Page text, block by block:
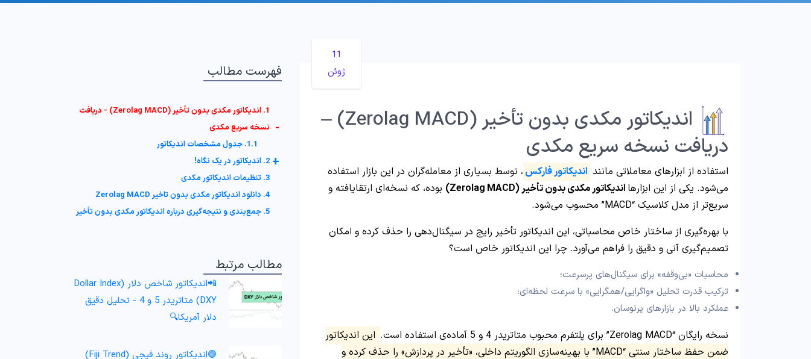
11
ژوئن
اندیکاتور مکدی بدون تأخیر (Zerolag MACD) –
دریافت نسخه سریع مکدی
استفاده از ابزارهای معاملاتی مانند اندیکاتور فارکس ، توسط بسیاری از معامله‌گران در این بازار استفاده
می‌شود. یکی از این ابزارها اندیکاتور مکدی بدون تأخیر (Zerolag MACD)
بوده، که نسخه‌ای ارتقایافته و
سریع‌تر از مدل کلاسیک “MACD” محسوب می‌شود.
با بهره‌گیری از ساختار خاص محاسباتی، این اندیکاتور تأخیر رایج در سیگنال‌دهی را حذف کرده و امکان
تصمیم‌گیری آنی و دقیق را فراهم می‌آورد. چرا این اندیکاتور خاص است؟
محاسبات «بی‌وقفه» برای سیگنال‌های پرسرعت؛
ترکیب قدرت تحلیل «واگرایی/همگرایی» با سرعت لحظه‌ای؛
عملکرد بالا در بازارهای پرنوسان.
نسخه رایگان “Zerolag MACD” برای پلتفرم محبوب متاتریدر 4 و 5 آماده‌ی استفاده است.
این اندیکاتور
ضمن حفظ ساختار سنتی “MACD” با بهینه‌سازی الگوریتم داخلی، «تأخیر در پردازش» را حذف کرده و
فهرست مطالب
1. اندیکاتور مکدی بدون تأخیر (Zerolag MACD) - دریافت
نسخه سریع مکدی -
1.1. جدول مشخصات اندیکاتور
2. اندیکاتور در یک نگاه! +
3. تنظیمات اندیکاتور مکدی
4. دانلود اندیکاتور مکدی بدون تاخیر Zerolag MACD
5. جمع‌بندی و نتیجه‌گیری درباره اندیکاتور مکدی بدون تأخیر
مطالب مرتبط
📲اندیکاتور شاخص دلار (Dollar Index
DXY) متاتریدر 5 و 4 - تحلیل دقیق
دلار آمریکا🔍
🟣اندیکاتور روند فیجی (Fiji Trend)